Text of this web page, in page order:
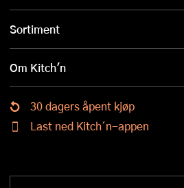
Sortiment
Om Kitch'n
30 dagers åpent kjøp
Last ned Kitch´n-appen